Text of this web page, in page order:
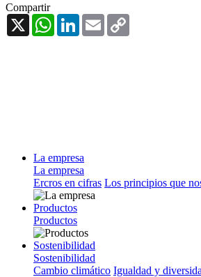
Compartir
X
WhatsAppLinkedInEmail
La empresa
La empresa
Ercros en cifras Los principios que
Productos
Productos
Sostenibilidad
Sostenibilidad
Cambio climático Igualdad y